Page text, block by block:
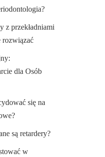
z przekładniami
dla Osób
się na
są retardery?
w